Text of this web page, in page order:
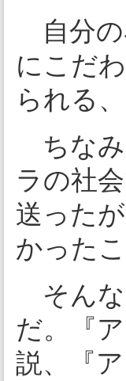
自分の
にこだ
られる
ちなみ
ラの社
送った
かった
そんな
だ。『
説、『